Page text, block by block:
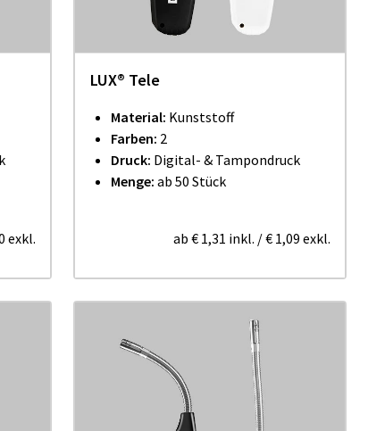
exkl.
LUX® Tele
Material: Kunststoff
Farben: 2
Druck: Digital- & Tampondruck
Menge: ab 50 Stück
ab € 1,31 inkl. /€ 1,09 exkl.